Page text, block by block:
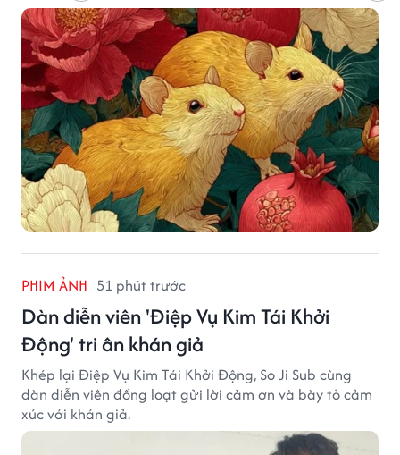
PHIM ẢNH 51 phút trước
Dàn diễn viên 'Điệp Vụ Kim Tái Khởi
Động' tri ân khán giả
Khép lại Điệp Vụ Kim Tái Khởi Động, So Ji Sub cùng
dàn diễn viên đồng loạt gửi lời cảm ơn và bày tỏ cảm
xúc với khán giả.